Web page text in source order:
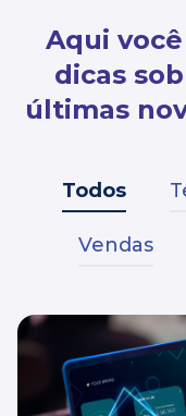
Aqui
dicas
últimas
Todos
Vendas